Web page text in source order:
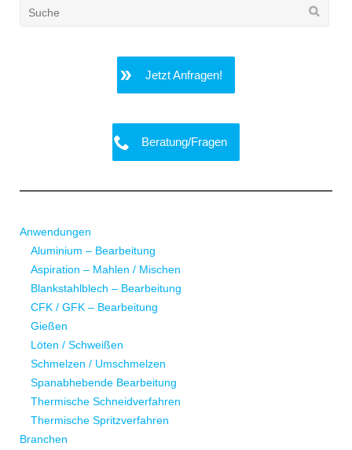
Search
Jetzt Anfragen!
Beratung/Fragen
Anwendungen
Aluminium – Bearbeitung
Aspiration – Mahlen / Mischen
Blankstahlblech – Bearbeitung
CFK / GFK – Bearbeitung
Gießen
Löten / Schweißen
Schmelzen / Umschmelzen
Spanabhebende Bearbeitung
Thermische Schneidverfahren
Thermische Spritzverfahren
Branchen